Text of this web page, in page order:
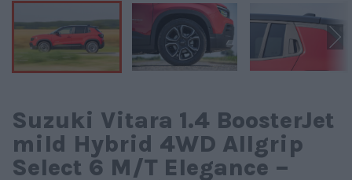
Suzuki Vitara 1.4 BoosterJet
mild Hybrid 4WD Allgrip
Select 6 M/T Elegance –